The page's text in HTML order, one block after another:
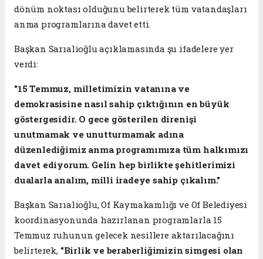
dönüm noktası olduğunu belirterek tüm vatandaşları
anma programlarına davet etti.
Başkan Sarıalioğlu açıklamasında şu ifadelere yer
verdi:
"15 Temmuz, milletimizin vatanına ve
demokrasisine nasıl sahip çıktığının en büyük
göstergesidir. O gece gösterilen direnişi
unutmamak ve unutturmamak adına
düzenlediğimiz anma programımıza tüm halkımızı
davet ediyorum. Gelin hep birlikte şehitlerimizi
dualarla analım, milli iradeye sahip çıkalım."
Başkan Sarıalioğlu, Of Kaymakamlığı ve Of Belediyesi
koordinasyonunda hazırlanan programlarla 15
Temmuz ruhunun gelecek nesillere aktarılacağını
belirterek, "Birlik ve beraberliğimizin simgesi olan